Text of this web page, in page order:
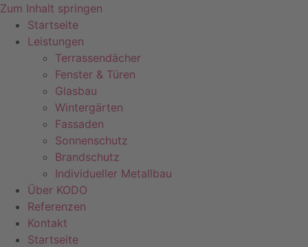
Zum Inhalt springen
Startseite
Leistungen
Terrassendächer
Fenster & Türen
Glasbau
Wintergärten
Fassaden
Sonnenschutz
Brandschutz
Individueller Metallbau
Über KODO
Referenzen
Kontakt
Startseite